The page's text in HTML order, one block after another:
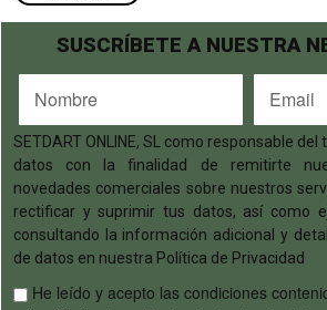
SUSCRÍBETE A NUESTRA
SETDART ONLINE, SL como responsable
datos con la finalidad de remitirte
novedades comerciales sobre nuestros
rectificar y suprimir tus datos, así como
consultando la información adicional y
de datos en nuestra Política de Privacidad
He leído y acepto las condiciones